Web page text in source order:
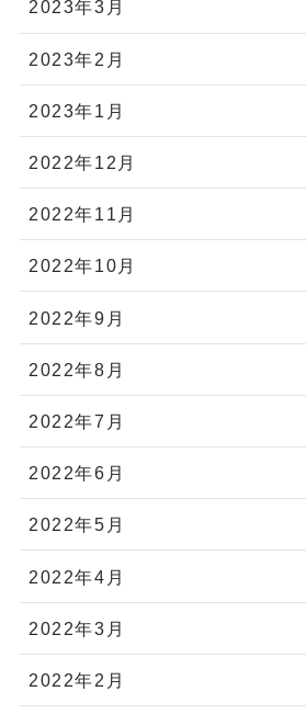
2023年3月
2023年2月
2023年1月
2022年12月
2022年11月
2022年10月
2022年9月
2022年8月
2022年7月
2022年6月
2022年5月
2022年4月
2022年3月
2022年2月